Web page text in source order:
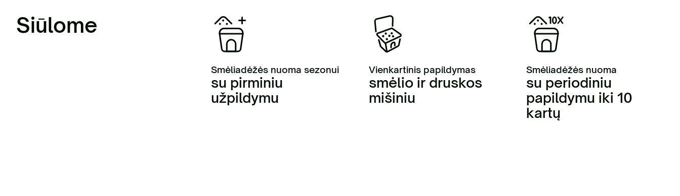
Siūlome
Smėliadėžės nuoma sezonui
su pirminiu
užpildymu
Vienkartinis papildymas
smėlio ir druskos
mišiniu
Smėliadėžės nuoma
su periodiniu
papildymu iki 10
kartų